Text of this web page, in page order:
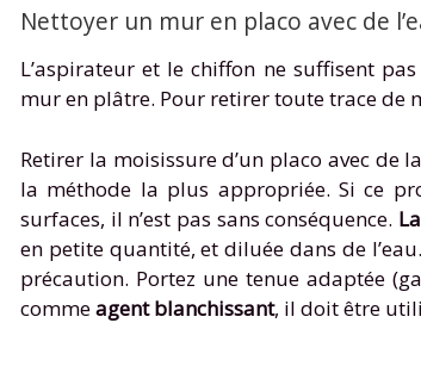
Nettoyer un mur en placo avec de
L’aspirateur et le chiffon ne suffisent
mur en plâtre. Pour retirer toute trace de
Retirer la moisissure d’un placo avec de
la méthode la plus appropriée. Si ce
surfaces, il n’est pas sans conséquence.
en petite quantité, et diluée dans de
précaution. Portez une tenue adaptée
commeagent blanchissant, il doit être